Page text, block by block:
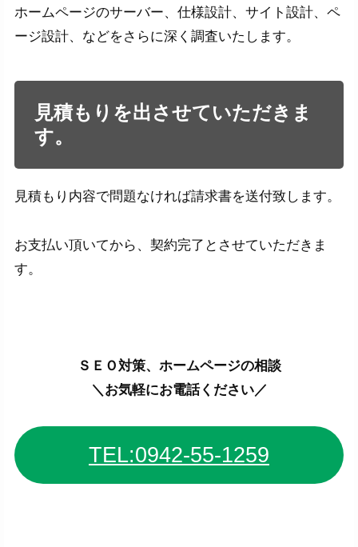
ホームページのサーバー、仕様設計、サイト設計、ペ
ージ設計、などをさらに深く調査いたします。
見積もりを出させていただきま
す。
見積もり内容で問題なければ請求書を送付致します。
お支払い頂いてから、契約完了とさせていただきま
す。
ＳＥＯ対策、ホームページの相談
＼お気軽にお電話ください／
TEL:0942-55-1259